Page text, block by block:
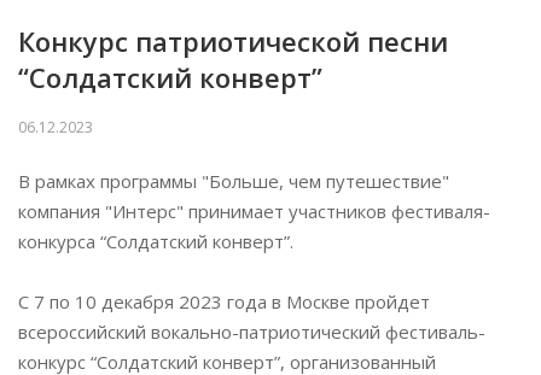
Конкурс патриотической песни
“Солдатский конверт”
06.12.2023
В рамках программы "Больше, чем путешествие"
компания "Интерс" принимает участников фестиваля-
конкурса “Солдатский конверт”.
С 7 по 10 декабря 2023 года в Москве пройдет
всероссийский вокально-патриотический фестиваль-
конкурс “Солдатский конверт”, организованный